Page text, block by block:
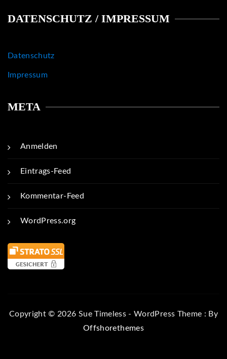
DATENSCHUTZ / IMPRESSUM
Datenschutz
Impressum
META
Anmelden
Eintrags-Feed
Kommentar-Feed
WordPress.org
Copyright © 2026 Sue Timeless - WordPress Theme : By
Offshorethemes